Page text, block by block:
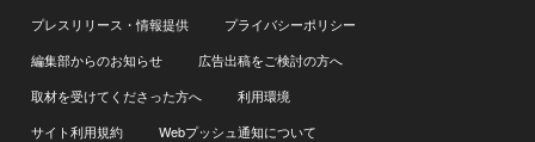
プレスリリース・情報提供
プライバシーポリシー
編集部からのお知らせ
広告出稿をご検討の方へ
取材を受けてくださった方へ
利用環境
サイト利用規約
Webプッシュ通知について